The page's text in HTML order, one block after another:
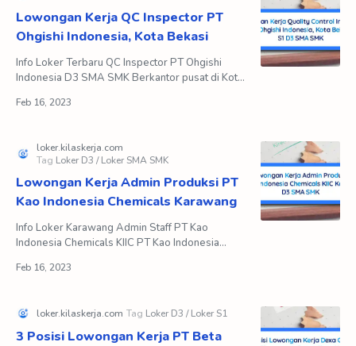
Lowongan Kerja QC Inspector PT
Ohgishi Indonesia, Kota Bekasi
Info Loker Terbaru QC Inspector PT Ohgishi
Indonesia D3 SMA SMK Berkantor pusat di Kota
perusahaan dari O…
Lowongan Kerja Admin Produksi PT
Kao Indonesia Chemicals Karawang
Info Loker Karawang Admin Staff PT Kao
Indonesia Chemicals KIIC PT Kao Indonesia
perusahaan patungan anta…
3 Posisi Lowongan Kerja PT Beta